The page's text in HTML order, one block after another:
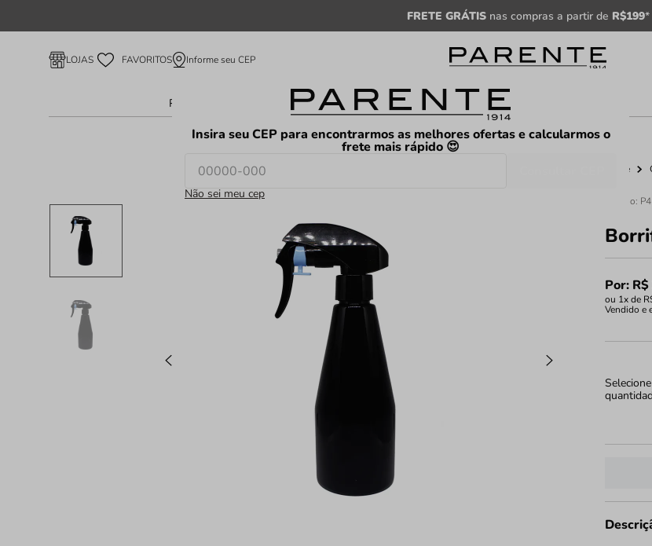
FRETE GRÁTISnas compras a partir de R$199*
LOJAS FAVORITOS Informe seu CEP
Insira seu CEP para encontrarmos as melhores ofertas e calcularmos o
frete mais rápido 😍
Não sei meu cep
Perfume Feminino Perfume Masculino
Home
Código:
Por: R$
ou 1x de
Vendido e